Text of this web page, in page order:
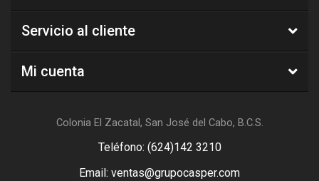
Servicio al cliente
Mi cuenta
Colonia El Zacatal, San José del Cabo, B.C.S.
Teléfono: (624)142 3210
Email: ventas@grupocasper.com